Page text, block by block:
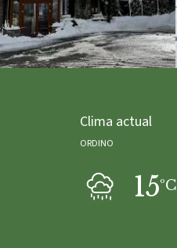
Clima actual
ORDINO
15ºC